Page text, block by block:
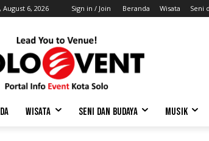
6, 2026 Sign in / Join Beranda Wisata Seni
WISATA SENI DAN BUDAYA MUSIK